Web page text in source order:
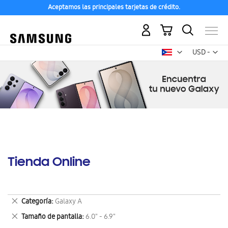
Aceptamos las principales tarjetas de crédito.
USD -
dólar
Mi carrito
Tienda Online
Categoría Galaxy A
Eliminar
este
artículo
Tamaño de pantalla 6.0" - 6.9"
Eliminar